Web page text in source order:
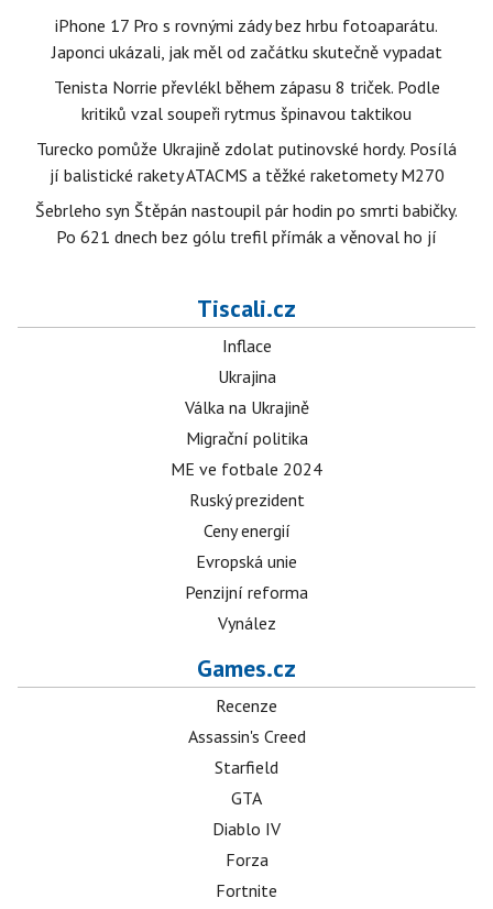
iPhone 17 Pro s rovnými zády bez hrbu fotoaparátu.
Japonci ukázali, jak měl od začátku skutečně vypadat
Tenista Norrie převlékl během zápasu 8 triček. Podle
kritiků vzal soupeři rytmus špinavou taktikou
Turecko pomůže Ukrajině zdolat putinovské hordy. Posílá
jí balistické rakety ATACMS a těžké raketomety M270
Šebrleho syn Štěpán nastoupil pár hodin po smrti babičky.
Po 621 dnech bez gólu trefil přímák a věnoval ho jí
Tiscali.cz
Inflace
Ukrajina
Válka na Ukrajině
Migrační politika
ME ve fotbale 2024
Ruský prezident
Ceny energií
Evropská unie
Penzijní reforma
Vynález
Games.cz
Recenze
Assassin's Creed
Starfield
GTA
Diablo IV
Forza
Fortnite